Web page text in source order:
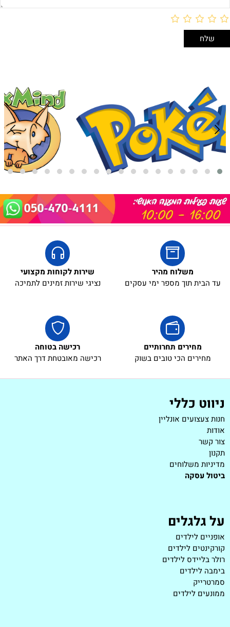
אריזת מתנה
משלוח מהיר
עד הבית תוך מספר ימי עסקים
שירות לקוחות מקצועי
נציגי שירות זמינים לתמיכה
מחירים תחרותיים
מחירים הכי טובים בשוק
רכישה בטוחה
רכישה מאובטחת דרך האתר
ניווט כללי
חנות צעצועים אונליין
אודות
צור קשר
תקנון
מדיניות משלוחים
ביטול עסקה
על גלגלים
אופניים לילדים
קורקינטים לילדים
רולר בליידס לילדים
בימבה לילדים
סמרטרייק
ממונעים לילדים